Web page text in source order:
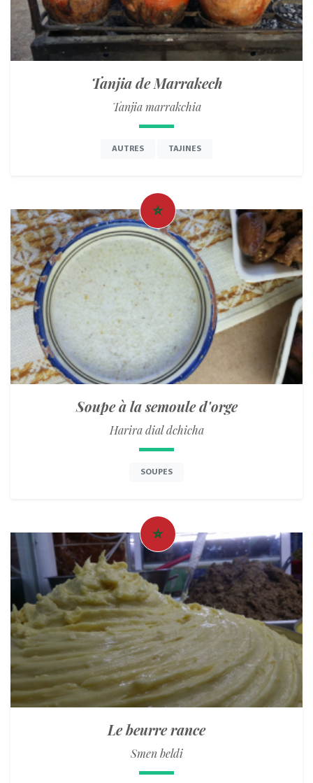
Tanjia de Marrakech
Tanjia marrakchia
AUTRES TAJINES
Soupe à la semoule d'orge
Harira dial dchicha
SOUPES
Le beurre rance
Smen beldi